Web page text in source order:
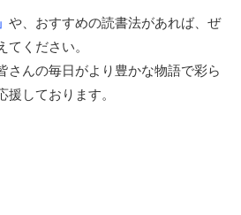
や、おすすめの読書法があれば、ぜ
ください。
さんの毎⽇がより豊かな物語で彩ら
援しております。